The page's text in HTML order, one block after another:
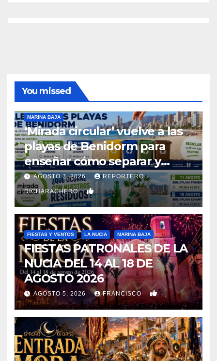
You missed
MARINA BAJA
‘Mirada circular’ vuelve a las
playas de Benidorm para
enseñar cómo separar y
reciclar los residuos
AGOSTO 7, 2026 REPORTERO
DICHARACHERO 0
FIESTAS Y VENTOS LA NUCIA MARINA BAJA
FIESTAS PATRONALES DE LA
NUCIA DEL 14 AL 18 DE
AGOSTO 2026
AGOSTO 5, 2026 FRANCISCO 0